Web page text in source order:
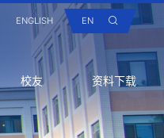
ENGLISH EN
校友 资料下载